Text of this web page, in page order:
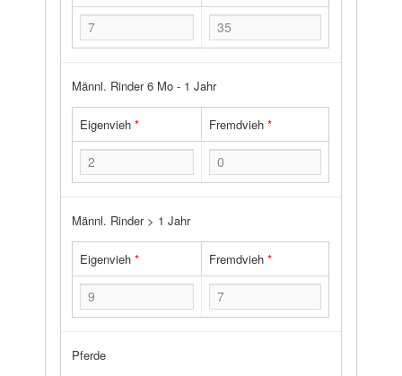
Männl. Rinder 6 Mo - 1 Jahr
Eigenvieh* Fremdvieh*
Männl. Rinder > 1 Jahr
Eigenvieh* Fremdvieh*
Pferde